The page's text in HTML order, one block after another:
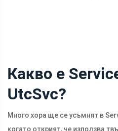
Какво е
UtcSvc?
Много хора ще се усъмнят в
когато открият, че използва